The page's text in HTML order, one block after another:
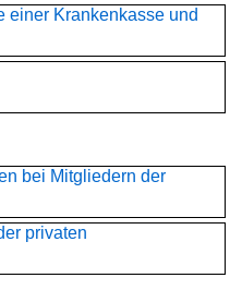
einer Krankenkasse und
bei Mitgliedern der
privaten